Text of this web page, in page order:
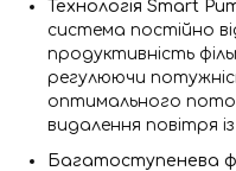
Технологія Smart
система постійно
продуктивність
регулюючи
оптимального
видалення повітря
Багатоступенева